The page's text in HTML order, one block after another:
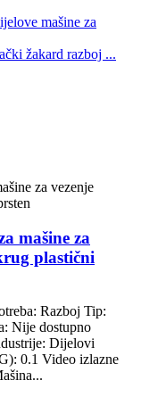
žakard razboj ...
mašine za
plastični
Razboj Tip:
Nije dostupno
Dijelovi
0.1 Video izlazne